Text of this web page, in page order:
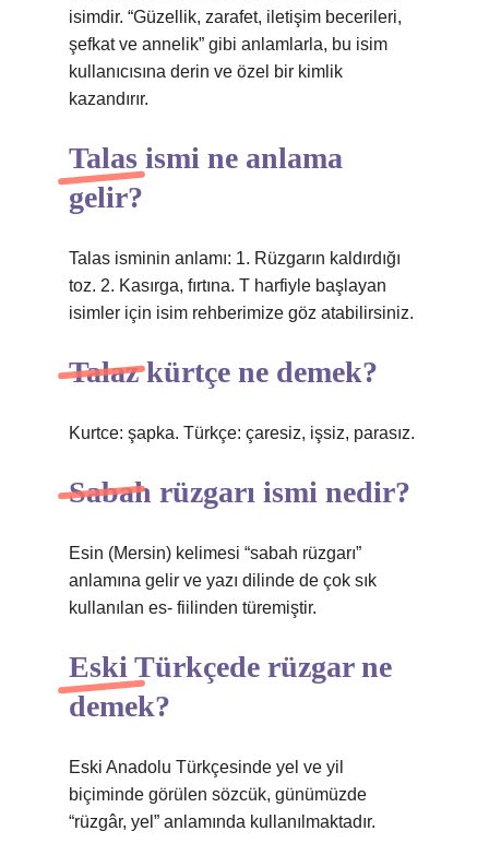
isimdir. “Güzellik, zarafet, iletişim becerileri,
şefkat ve annelik” gibi anlamlarla, bu isim
kullanıcısına derin ve özel bir kimlik
kazandırır.
Talas ismi ne anlama
gelir?
Talas isminin anlamı: 1. Rüzgarın kaldırdığı
toz. 2. Kasırga, fırtına. T harfiyle başlayan
isimler için isim rehberimize göz atabilirsiniz.
Talaz kürtçe ne demek?
Kurtce: şapka. Türkçe: çaresiz, işsiz, parasız.
Sabah rüzgarı ismi nedir?
Esin (Mersin) kelimesi “sabah rüzgarı”
anlamına gelir ve yazı dilinde de çok sık
kullanılan es- fiilinden türemiştir.
Eski Türkçede rüzgar ne
demek?
Eski Anadolu Türkçesinde yel ve yil
biçiminde görülen sözcük, günümüzde
“rüzgâr, yel” anlamında kullanılmaktadır.